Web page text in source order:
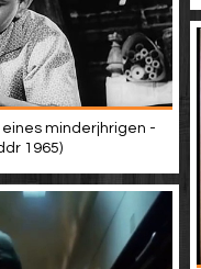
minderjhrigen -
1965)